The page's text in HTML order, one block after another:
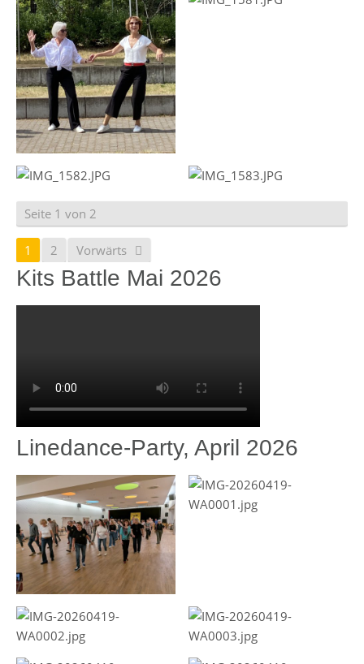
Seite 1 von 2
1 2 Vorwärts
Kits Battle Mai 2026
Linedance-Party, April 2026